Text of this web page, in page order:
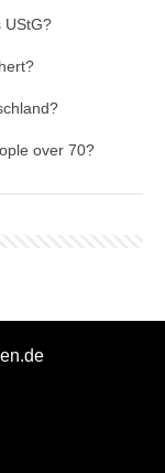
UStG?
over 70?